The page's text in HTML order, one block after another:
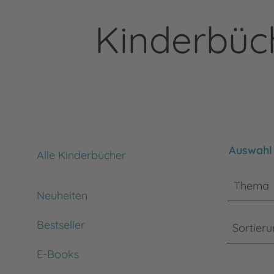
Alle Kinderbücher
Neuheiten
Bestseller
E-Books
Bitte
Thema